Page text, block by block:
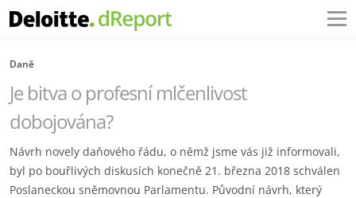
Daně
Je bitva o profesní mlčenlivost
dobojována?
Návrh novely daňového řádu, o němž jsme vás již informovali,
byl po bouřlivých diskusích konečně 21. března 2018 schválen
Poslaneckou sněmovnou Parlamentu. Původní návrh, který